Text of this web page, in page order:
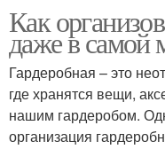
Как
даже в самой
Гардеробная – это
где хранятся вещи,
нашим гардеробом.
организация